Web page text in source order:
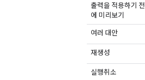
출력을 적용하기 전
에 미리보기
여러 대안
재생성
실행취소